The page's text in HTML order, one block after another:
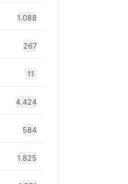
1.088
267
11
4.424
584
1.825